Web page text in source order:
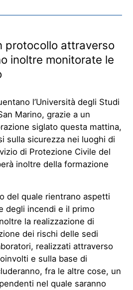
protocollo attraverso
inoltre monitorate le
l’Università degli Studi
Marino, grazie a un
siglato questa mattina,
sulla sicurezza nei luoghi di
di Protezione Civile del
inoltre della formazione
del quale rientrano aspetti
degli incendi e il primo
la realizzazione di
dei rischi delle sedi
realizzati attraverso
e sulla base di
fra le altre cose, un
nel quale saranno